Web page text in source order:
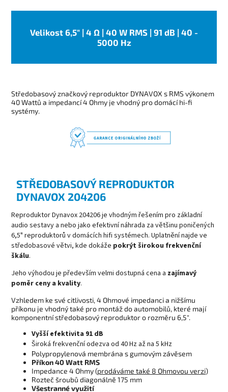
Velikost 6,5" | 4 Ω | 40 W RMS | 91 dB | 40 -
5000 Hz
Středobasový značkový reproduktor DYNAVOX s RMS výkonem
40 Wattů a impedancí 4 Ohmy je vhodný pro domácí hi-fi
systémy.
STŘEDOBASOVÝ REPRODUKTOR
DYNAVOX 204206
Reproduktor Dynavox 204206 je vhodným řešením pro základní
audio sestavy a nebo jako efektivní náhrada za většinu poničených
6,5" reproduktorů v domácích hifi systémech. Uplatnění najde ve
středobasové větvi, kde dokáže pokrýt širokou frekvenční
škálu.
Jeho výhodou je především velmi dostupná cena a zajímavý
poměr ceny a kvality.
Vzhledem ke své citlivosti, 4 Ohmové impedanci a nižšímu
příkonu je vhodný také pro montáž do automobilů, které mají
komponentní středobasový reproduktor o rozměru 6,5".
Vyšší efektivita 91 dB
Široká frekvenční odezva od 40 Hz až na 5 kHz
Polypropylenová membrána s gumovým závěsem
Příkon 40 Watt RMS
Impedance 4 Ohmy (prodáváme také 8 Ohmovou verzi)
Rozteč šroubů diagonálně 175 mm
Všestranné využití